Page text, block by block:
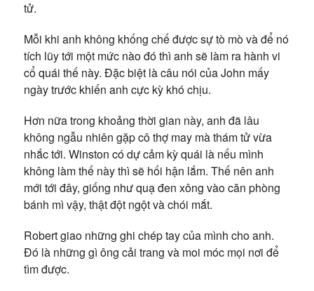
tử.
Mỗi khi anh không khống chế được sự tò mò và để nó
tích lũy tới một mức nào đó thì anh sẽ làm ra hành vi
cổ quái thế này. Đặc biệt là câu nói của John mấy
ngày trước khiến anh cực kỳ khó chịu.
Hơn nữa trong khoảng thời gian này, anh đã lâu
không ngẫu nhiên gặp cô thợ may mà thám tử vừa
nhắc tới. Winston có dự cảm kỳ quái là nếu mình
không làm thế này thì sẽ hối hận lắm. Thế nên anh
mới tới đây, giống như quạ đen xông vào căn phòng
bánh mì vậy, thật đột ngột và chói mắt.
Robert giao những ghi chép tay của mình cho anh.
Đó là những gì ông cải trang và moi móc mọi nơi để
tìm được.